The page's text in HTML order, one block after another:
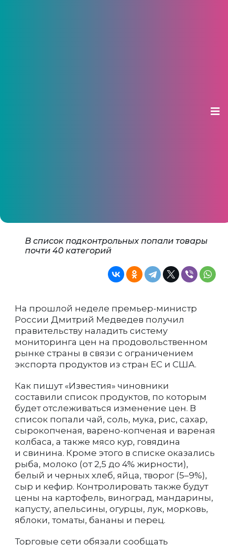
В список подконтрольных попали товары
почти 40 категорий
На прошлой неделе премьер-министр
России Дмитрий Медведев получил
правительству наладить систему
мониторинга цен на продовольственном
рынке страны в связи с ограничением
экспорта продуктов из стран ЕС и США.
Как пишут «Известия» чиновники
составили список продуктов, по которым
будет отслеживаться изменение цен. В
список попали чай, соль, мука, рис, сахар,
сырокопченая, варено-копченая и вареная
колбаса, а также мясо кур, говядина
и свинина. Кроме этого в списке оказались
рыба, молоко (от 2,5 до 4% жирности),
белый и черных хлеб, яйца, творог (5–9%),
сыр и кефир. Контролировать также будут
цены на картофель, виноград, мандарины,
капусту, апельсины, огурцы, лук, морковь,
яблоки, томаты, бананы и перец.
Торговые сети обязали сообщать